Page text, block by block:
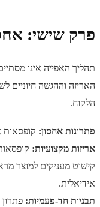
פרק שישי:
תהליך האפייה אינו
האריזה וההגשה חיוניים
הלקוח.
פתרונות אחסון: קופסאות
אריזות מקצועיות:
קישוט מעניקים למוצר
אידיאלית.
תבניות חד-פעמיות: